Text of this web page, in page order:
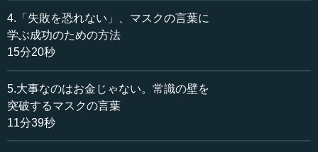
せん。想像力が限界を決めてしまいます」。
桑原 これは賢い人が多すぎるとダメだという話にもつな
ないだろう、これ以上は無理だろうというものがあるわけ
です。
スポーツの世界でも、なかなか超えられない記録がよく
4.「失敗を恐れない」、マスクの言葉に
学ぶ成功のための方法
15分20秒
5.大事なのはお金じゃない。常識の壁を
突破するマスクの言葉
11分39秒